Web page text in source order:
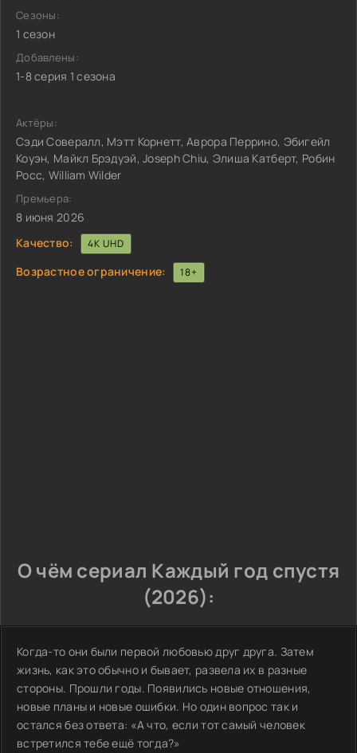
Сезоны:
1 сезон
Добавлены:
1-8 серия 1 сезона
Актёры:
Сэди Совералл, Мэтт Корнетт, Аврора Перрино, Эбигейл
Коуэн, Майкл Брэдуэй, Joseph Chiu, Элиша Катберт, Робин
Росс, William Wilder
Премьера:
8 июня 2026
Качество:
4K UHD
Возрастное ограничение: 18+
О чём сериал Каждый год спустя
(2026):
Когда-то они были первой любовью друг друга. Затем
жизнь, как это обычно и бывает, развела их в разные
стороны. Прошли годы. Появились новые отношения,
новые планы и новые ошибки. Но один вопрос так и
остался без ответа: «А что, если тот самый человек
встретился тебе ещё тогда?»